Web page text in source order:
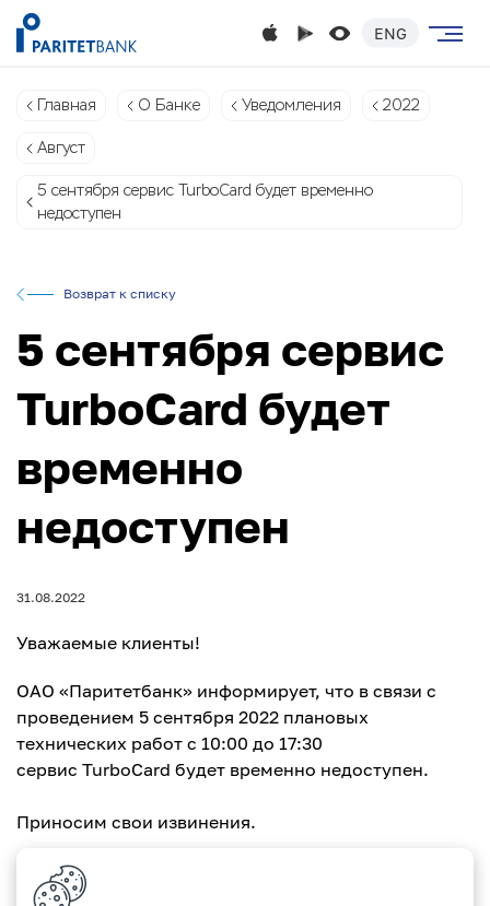
ENG
Главная О Банке Уведомления 2022
Август
5 сентября сервис TurboCard будет временно
недоступен
Возврат к списку
5 сентября сервис
TurboCard будет
временно
недоступен
31.08.2022
Уважаемые клиенты!
ОАО «Паритетбанк» информирует, что в связи с
проведением 5 сентября 2022 плановых
технических работ с 10:00 до 17:30
сервис TurboCard будет временно недоступен.
Приносим свои извинения.
Ваш Paritetbank